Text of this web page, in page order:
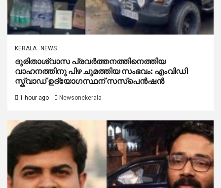
KERALA NEWS
ദുരിതാശ്വാസ പ്രവർത്തനത്തിനെത്തിയ
വാഹനത്തിനു പിഴ ചുമത്തിയ സംഭവം: എംവിഡി
സ്ക്വാഡ് ഉദ്യോഗസ്ഥന് സസ്പെൻഷൻ
1 hour ago Newsonekerala